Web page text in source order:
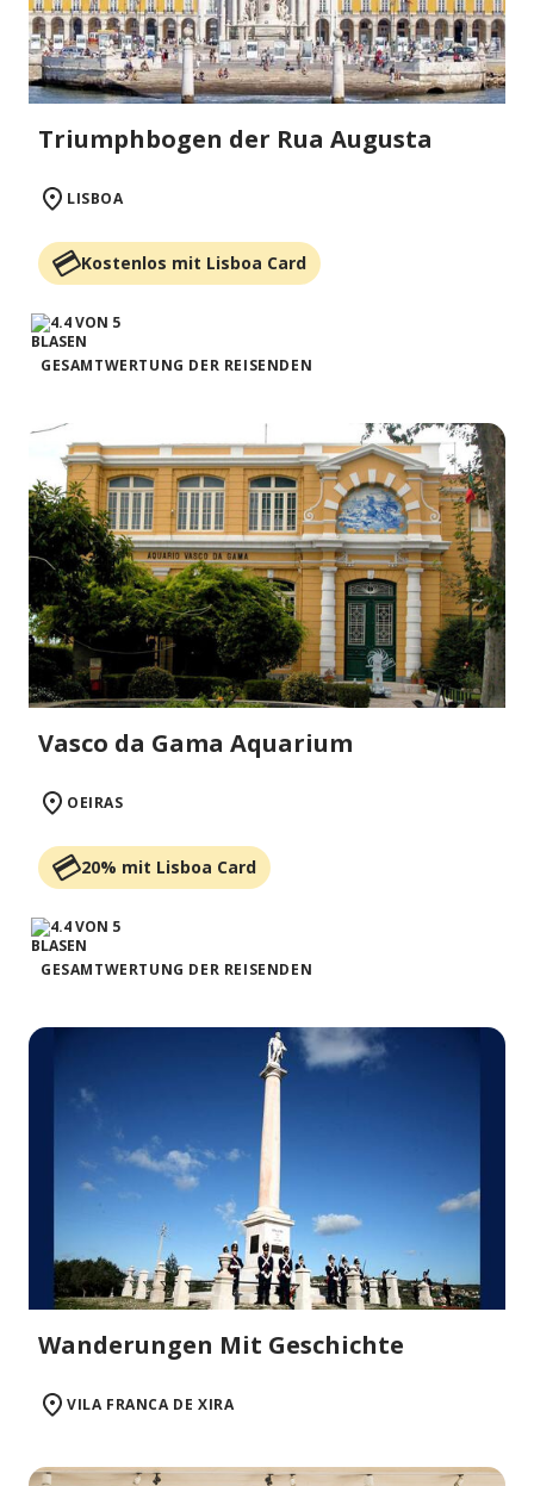
Triumphbogen der Rua Augusta
LISBOA
Kostenlos mit Lisboa Card
GESAMTWERTUNG DER REISENDEN
Vasco da Gama Aquarium
OEIRAS
20% mit Lisboa Card
GESAMTWERTUNG DER REISENDEN
Wanderungen Mit Geschichte
VILA FRANCA DE XIRA